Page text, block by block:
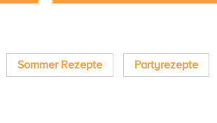
Sommer Rezepte Partyrezepte